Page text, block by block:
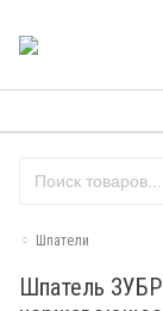
Шпатели
Шпатель